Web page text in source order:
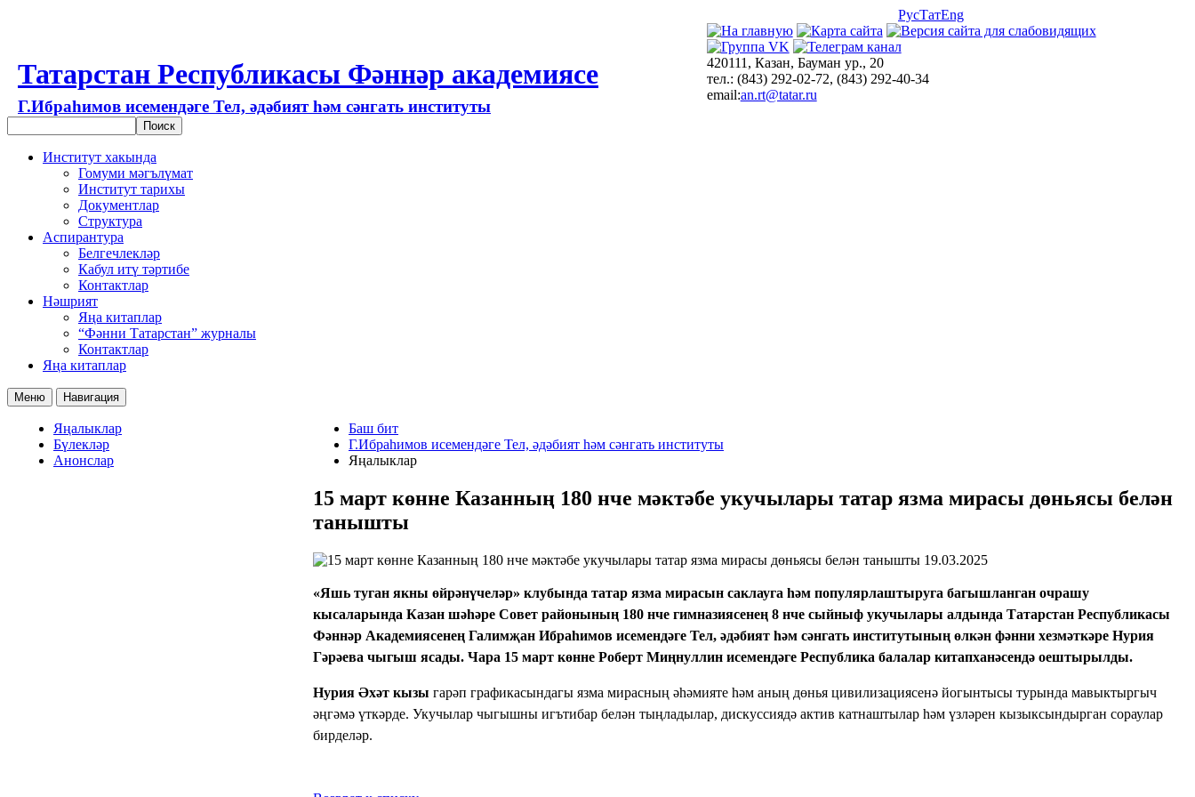
РусТатEng
Татарстан Республикасы Фәннәр академиясе
Г.Ибраһимов исемендәге Тел, әдәбият һәм сәнгать институты
420111, Казан, Бауман ур., 20
тел.: (843) 292-02-72, (843) 292-40-34
email:an.rt@tatar.ru
Институт хакында
Гомуми мәгълүмат
Институт тарихы
Документлар
Структура
Аспирантура
Белгечлекләр
Кабул итү тәртибе
Контактлар
Нәшрият
Яңа китаплар
“Фәнни Татарстан” журналы
Контактлар
Яңа китаплар
Меню Навигация
Яңалыклар
Бүлекләр
Анонслар
Баш бит
Г.Ибраһимов исемендәге Тел, әдәбият һәм сәнгать институты
Яңалыклар
15 март көнне Казанның 180 нче мәктәбе укучылары татар язма мирасы дөньясы белән
танышты
19.03.2025
«Яшь туган якны өйрәнүчеләр» клубында татар язма мирасын саклауга һәм популярлаштыруга багышланган очрашу
кысаларында Казан шәһәре Совет районының 180 нче гимназиясенең 8 нче сыйныф укучылары алдында Татарстан Республикасы
Фәннәр Академиясенең Галимҗан Ибраһимов исемендәге Тел, әдәбият һәм сәнгать институтының өлкән фәнни хезмәткәре Нурия
Гәрәева чыгыш ясады. Чара 15 март көнне Роберт Миңнуллин исемендәге Республика балалар китапханәсендә оештырылды.
Нурия Әхәт кызы гарәп графикасындагы язма мирасның әһәмияте һәм аның дөнья цивилизациясенә йогынтысы турында мавыктыргыч
әңгәмә үткәрде. Укучылар чыгышны игътибар белән тыңладылар, дискуссиядә актив катнаштылар һәм үзләрен кызыксындырган сораулар
бирделәр.